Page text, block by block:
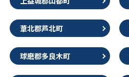
葦北郡芦北町
球磨郡多良木町